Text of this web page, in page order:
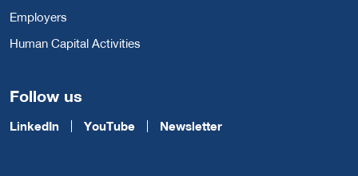
Employers
Human Capital Activities
Follow us
LinkedIn YouTube Newsletter